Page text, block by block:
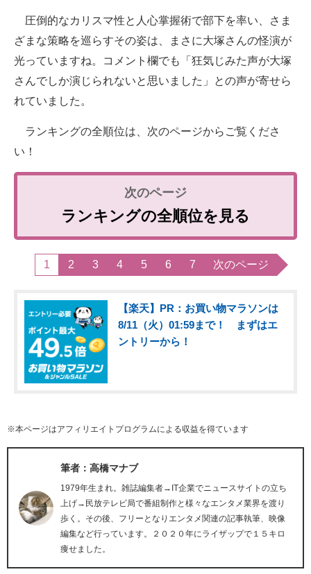
圧倒的なカリスマ性と人心掌握術で部下を率い、さま
ざまな策略を巡らすその姿は、まさに大塚さんの怪演が
光っていますね。コメント欄でも「狂気じみた声が大塚
さんでしか演じられないと思いました」との声が寄せら
れていました。
ランキングの全順位は、次のページからご覧くださ
い！
ランキングの全順位を見る
1 2 3 4 5 6 7 次のページ
【楽天】PR：お買い物マラソンは
8/11（火）01:59まで！ まずはエ
ントリーから！
※本ページはアフィリエイトプログラムによる収益を得ています
筆者：高橋マナブ
1979年生まれ。雑誌編集者→IT企業でニュースサイトの立ち
上げ→民放テレビ局で番組制作と様々なエンタメ業界を渡り
歩く。その後、フリーとなりエンタメ関連の記事執筆、映像
編集など行っています。２０２０年にライザップで１５キロ
痩せました。